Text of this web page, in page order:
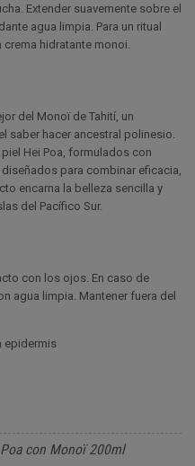
Extender suavemente sobre el
agua limpia. Para un ritual
hidratante monoi.
del Monoï de Tahití, un
saber hacer ancestral polinesio.
Hei Poa, formulados con
para combinar eficacia,
encarna la belleza sencilla y
del Pacífico Sur.
con los ojos. En caso de
agua limpia. Mantener fuera del
epidermis
con Monoï 200ml